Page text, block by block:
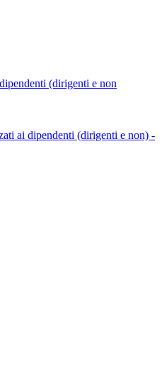
(dirigenti e non
ai dipendenti (dirigenti e non) -